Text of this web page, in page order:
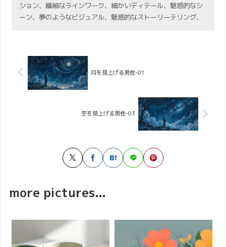
ション、繊細なラインワーク、細かいディテール、魅惑的なシ
ーン、夢のようなビジュアル、魅惑的なストーリーテリング、
月を見上げる男性-01
空を見上げる男性-03
more pictures...